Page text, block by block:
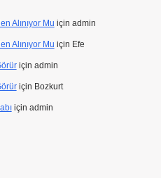
Alınıyor Mu için admin
Alınıyor Mu için Efe
için admin
için Bozkurt
için admin